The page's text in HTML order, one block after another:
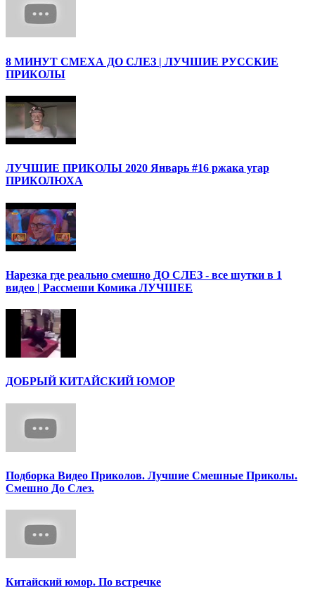
8 МИНУТ СМЕХА ДО СЛЕЗ | ЛУЧШИЕ РУССКИЕ
ПРИКОЛЫ
ЛУЧШИЕ ПРИКОЛЫ 2020 Январь #16 ржака угар
ПРИКОЛЮХА
Нарезка где реально смешно ДО СЛЕЗ - все шутки в 1
видео | Рассмеши Комика ЛУЧШЕЕ
ДОБРЫЙ КИТАЙСКИЙ ЮМОР
Подборка Видео Приколов. Лучшие Смешные Приколы.
Смешно До Слез.
Китайский юмор. По встречке